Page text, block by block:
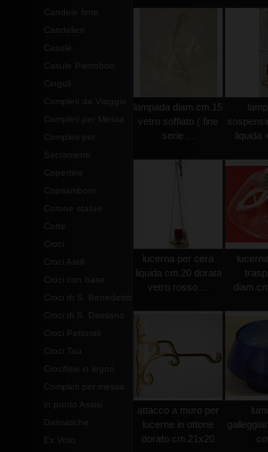
Candele finte
Candelieri
Casule
Casule Pietrobon
Cingoli
Completi da Viaggio
Completi per Messa
Completi per
Sacramenti
Copertine
Copriamboni
Corone statue
Cotte
Croci
Croci Astili
Croci con base
Croci di S. Benedetto
Croci di S. Damiano
Croci Pettorali
Croci Tau
Crocifissi in legno
Completi per messa
in punto Assisi
Dalmatiche
Ex Voto
lampada diam.cm.15
vetro soffiato ( fine
serie ...
liquida
lucerna per cera
liquida cm.20 dorata
vetro rosso ...
attacco a muro per
lucerne in ottone
dorato cm.21x20